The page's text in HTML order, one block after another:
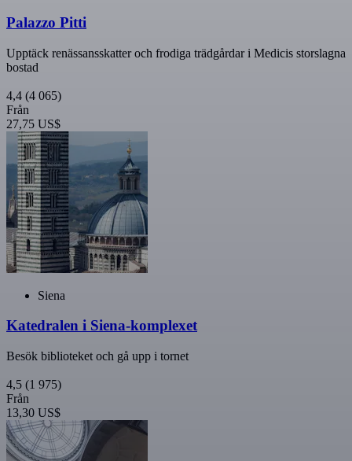
Palazzo Pitti
Upptäck renässansskatter och frodiga trädgårdar i Medicis storslagna
bostad
4,4 (4 065)
Från
27,75 US$
Siena
Katedralen i Siena-komplexet
Besök biblioteket och gå upp i tornet
4,5 (1 975)
Från
13,30 US$